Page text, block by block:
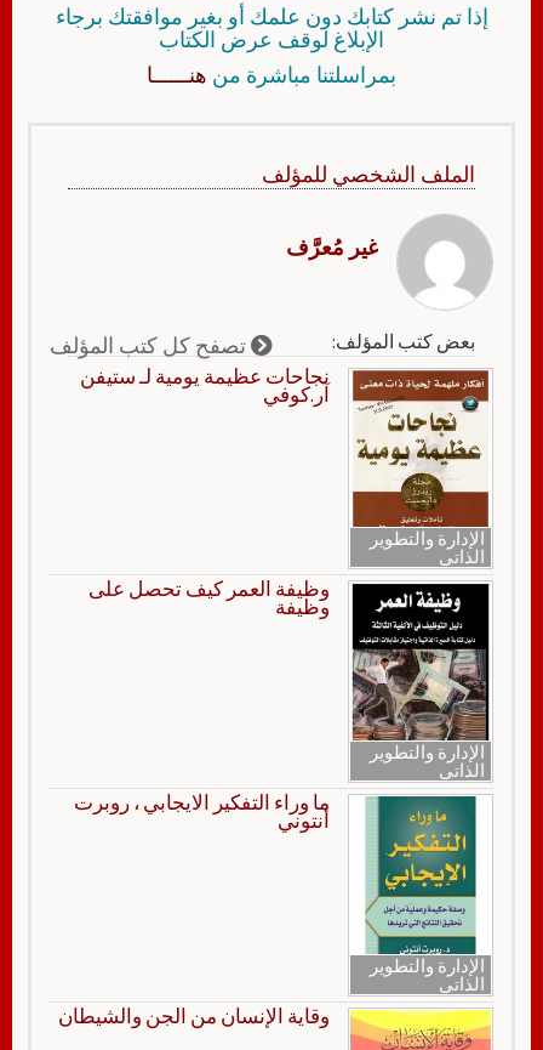
إذا تم نشر كتابك دون علمك أو بغير موافقتك برجاء
الإبلاغ لوقف عرض الكتاب
بمراسلتنا مباشرة من هنــــــا
الملف الشخصي للمؤلف
غير مُعرَّف
بعض كتب المؤلف: تصفح كل كتب المؤلف
الإدارة والتطوير
الذاتي
نجاحات عظيمة يومية لـ ستيفن
آر.كوفي
الإدارة والتطوير
الذاتي
وظيفة العمر كيف تحصل على
وظيفة
الإدارة والتطوير
الذاتي
ما وراء التفكير الايجابي ، روبرت
أنتوني
وقاية الإنسان من الجن والشيطان